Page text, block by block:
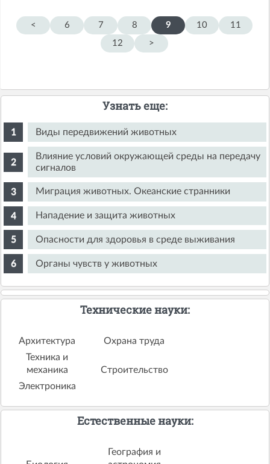
< 6 7 8 9 10
11
12
>
Узнать еще:
Виды передвижений животных
Влияние условий окружающей среды на передачу
сигналов
Миграция животных. Океанские странники
Нападение и защита животных
Опасности для здоровья в среде выживания
Органы чувств у животных
Технические науки:
Архитектура
Охрана труда
Техника и
механика
Строительство
Электроника
Естественные науки:
География и